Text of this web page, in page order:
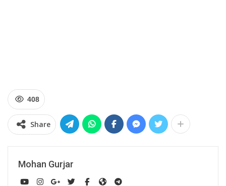
408
Share
Mohan Gurjar